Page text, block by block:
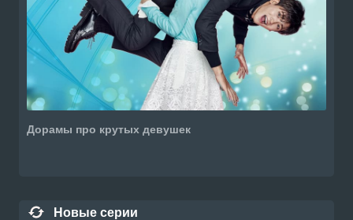
Дорамы про крутых девушек
Новые серии